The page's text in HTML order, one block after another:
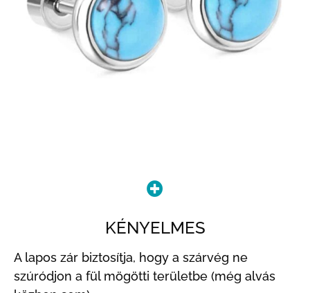
KÉNYELMES
A lapos zár biztosítja, hogy a szárvég ne
szúródjon a fül mögötti területbe (még alvás